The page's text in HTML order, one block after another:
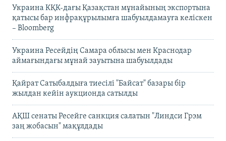
Украина КҚК-дағы Қазақстан мұнайының экспортына
қатысы бар инфрақұрылымға шабуылдамауға келіскен
– Bloomberg
Украина Ресейдің Самара облысы мен Краснодар
аймағындағы мұнай зауытына шабуылдады
Қайрат Сатыбалдыға тиесілі "Байсат" базары бір
жылдан кейін аукционда сатылды
АҚШ сенаты Ресейге санкция салатын "Линдси Грэм
заң жобасын" мақұлдады